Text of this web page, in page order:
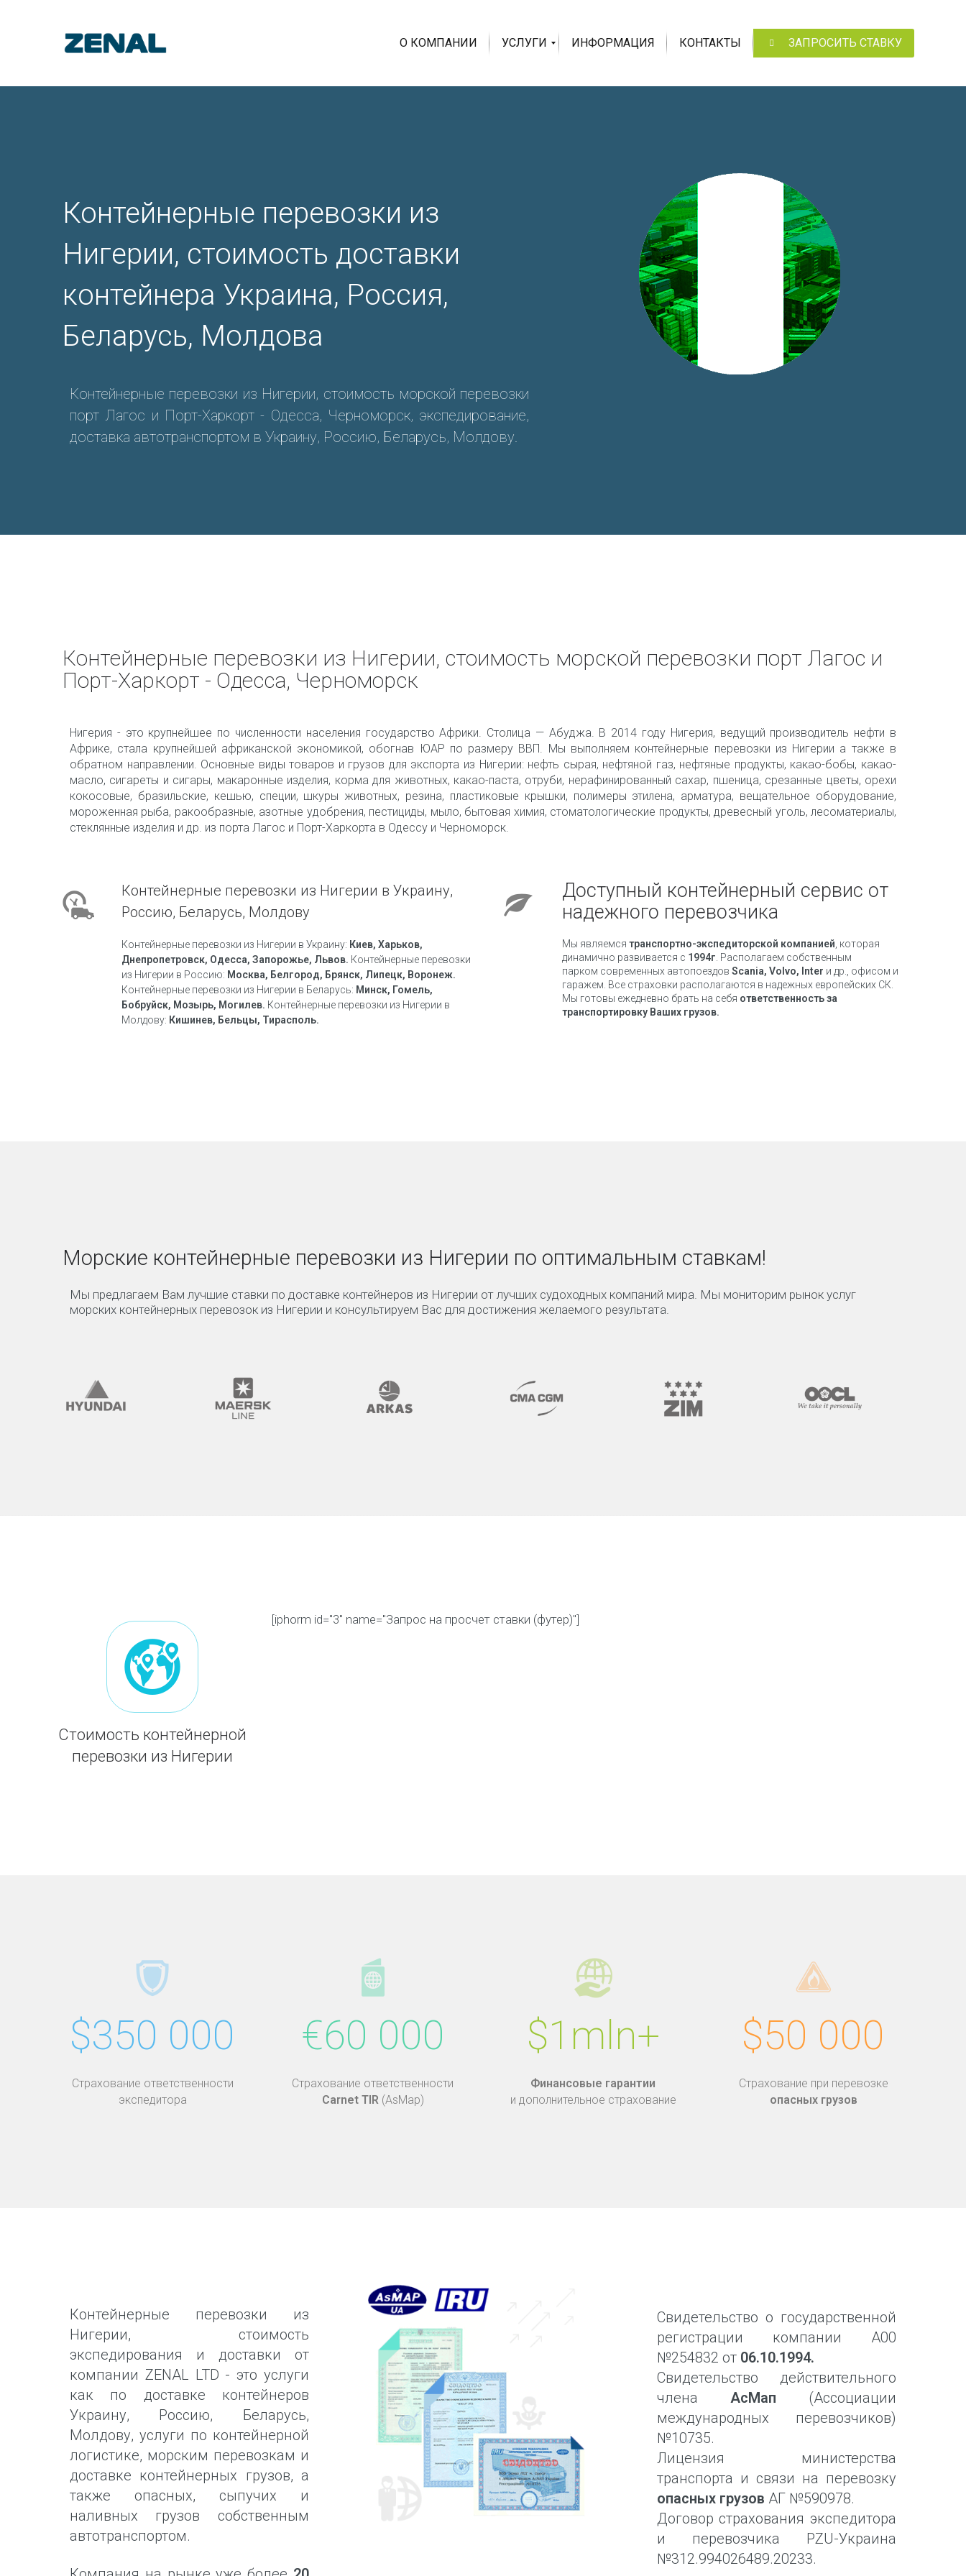
О КОМПАНИИ УСЛУГИ ИНФОРМАЦИЯ КОНТАКТЫ ЗАПРОСИТЬ СТАВКУ
Контейнерные перевозки из
Нигерии, стоимость доставки
контейнера Украина, Россия,
Беларусь, Молдова
Контейнерные перевозки из Нигерии, стоимость морской перевозки
порт Лагос и Порт-Харкорт - Одесса, Черноморск, экспедирование,
доставка автотранспортом в Украину, Россию, Беларусь, Молдову.
Контейнерные перевозки из Нигерии, стоимость морской перевозки порт Лагос и
Порт-Харкорт - Одесса, Черноморск
Нигерия - это крупнейшее по численности населения государство Африки. Столица — Абуджа. В 2014 году Нигерия, ведущий производитель нефти в
Африке, стала крупнейшей африканской экономикой, обогнав ЮАР по размеру ВВП. Мы выполняем контейнерные перевозки из Нигерии а также в
обратном направлении. Основные виды товаров и грузов для экспорта из Нигерии: нефть сырая, нефтяной газ, нефтяные продукты, какао-бобы, какао-
масло, сигареты и сигары, макаронные изделия, корма для животных, какао-паста, отруби, нерафинированный сахар, пшеница, срезанные цветы, орехи
кокосовые, бразильские, кешью, специи, шкуры животных, резина, пластиковые крышки, полимеры этилена, арматура, вещательное оборудование,
мороженная рыба, ракообразные, азотные удобрения, пестициды, мыло, бытовая химия, стоматологические продукты, древесный уголь, лесоматериалы,
стеклянные изделия и др. из порта Лагос и Порт-Харкорта в Одессу и Черноморск.
Контейнерные перевозки из Нигерии в Украину,
Россию, Беларусь, Молдову
Контейнерные перевозки из Нигерии в Украину: Киев, Харьков,
Днепропетровск, Одесса, Запорожье, Львов. Контейнерные перевозки
из Нигерии в Россию: Москва, Белгород, Брянск, Липецк, Воронеж.
Контейнерные перевозки из Нигерии в Беларусь: Минск, Гомель,
Бобруйск, Мозырь, Могилев. Контейнерные перевозки из Нигерии в
Молдову: Кишинев, Бельцы, Тирасполь.
Доступный контейнерный сервис от
надежного перевозчика
Мы являемся транспортно-экспедиторской компанией , которая
динамично развивается с 1994г . Располагаем собственным
парком современных автопоездов Scania, Volvo, Inter и др., офисом и
гаражем. Все страховки располагаются в надежных европейских СК.
Мы готовы ежедневно брать на себя ответственность за
транспортировку Ваших грузов.
Морские контейнерные перевозки из Нигерии по оптимальным ставкам!
Мы предлагаем Вам лучшие ставки по доставке контейнеров из Нигерии от лучших судоходных компаний мира. Мы мониторим рынок услуг
морских контейнерных перевозок из Нигерии и консультируем Вас для достижения желаемого результата.
Стоимость контейнерной
перевозки из Нигерии
[iphorm id="3" name="Запрос на просчет ставки (футер)"]
$350 000
Страхование ответственности
экспедитора
€60 000
Страхование ответственности
Carnet TIR (AsMap)
$1mln+
Финансовые гарантии
и дополнительное страхование
$50 000
Страхование при перевозке
опасных грузов
Контейнерные перевозки из
Нигерии, стоимость
экспедирования и доставки от
компании ZENAL LTD - это услуги
как по доставке контейнеров
Украину, Россию, Беларусь,
Молдову, услуги по контейнерной
логистике, морским перевозкам и
доставке контейнерных грузов, а
также опасных, сыпучих и
наливных грузов собственным
автотранспортом.
Свидетельство о государственной
регистрации компании А00
№254832 от 06.10.1994.
Свидетельство действительного
члена АсМап (Ассоциации
международных перевозчиков)
№10735.
Лицензия министерства
транспорта и связи на перевозку
опасных грузов АГ №590978.
Договор страхования экспедитора
и перевозчика PZU-Украина
№312.994026489.20233.